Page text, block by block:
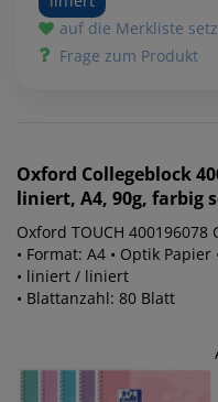
auf die Merkliste
Frage zum Produkt
Oxford Collegeblock
liniert, A4, 90g, farbig
Oxford TOUCH
• Format: A4 • Optik
• liniert / liniert
• Blattanzahl: 80 Blatt